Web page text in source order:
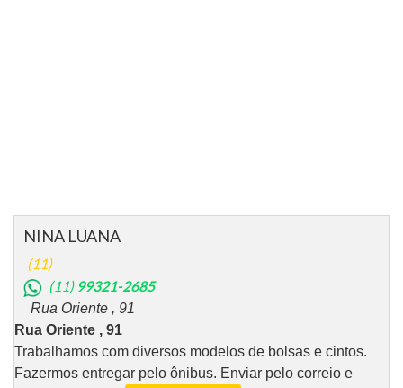
NINA LUANA
(11)
(11) 99321-2685
Rua Oriente , 91
Rua Oriente , 91
Trabalhamos com diversos modelos de bolsas e cintos.
Fazermos entregar pelo ônibus. Enviar pelo correio e